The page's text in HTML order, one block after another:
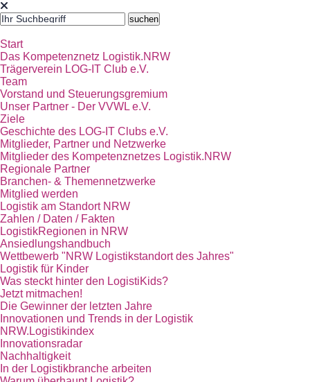
Start
Das Kompetenznetz Logistik.NRW
Trägerverein LOG-IT Club e.V.
Team
Vorstand und Steuerungsgremium
Unser Partner - Der VVWL e.V.
Ziele
Geschichte des LOG-IT Clubs e.V.
Mitglieder, Partner und Netzwerke
Mitglieder des Kompetenznetzes Logistik.NRW
Regionale Partner
Branchen- & Themennetzwerke
Mitglied werden
Logistik am Standort NRW
Zahlen / Daten / Fakten
LogistikRegionen in NRW
Ansiedlungshandbuch
Wettbewerb "NRW Logistikstandort des Jahres"
Logistik für Kinder
Was steckt hinter den LogistiKids?
Jetzt mitmachen!
Die Gewinner der letzten Jahre
Innovationen und Trends in der Logistik
NRW.Logistikindex
Innovationsradar
Nachhaltigkeit
In der Logistikbranche arbeiten